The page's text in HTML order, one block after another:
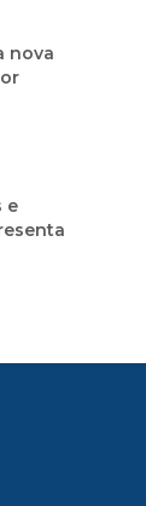
nova
e